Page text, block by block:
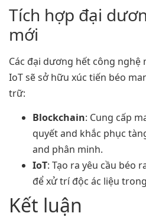
Tích hợp đại
mới
Các đại dương hết công
IoT sẽ sở hữu xúc tiến béo
trữ:
Blockchain: Cung cấp
quyết and khắc phục
and phân minh.
IoT: Tạo ra yêu cầu béo
để xử trí độc ác liệu
Kết luận